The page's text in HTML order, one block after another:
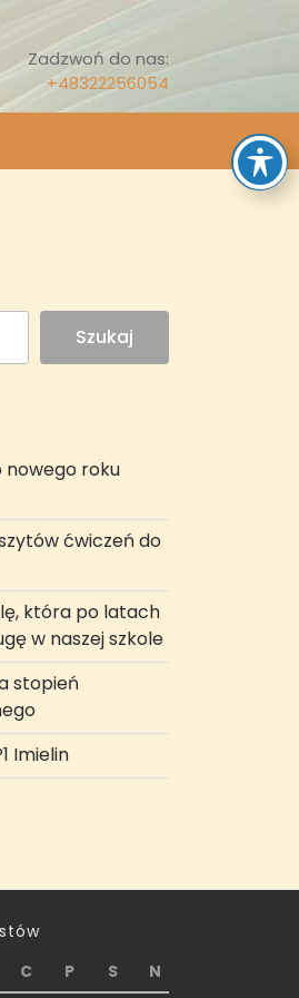
Zadzwoń do nas:
+48322256054
Szukaj
roku
ćwiczeń do
która po latach
w naszej szkole
stopień
Imielin
C P S N